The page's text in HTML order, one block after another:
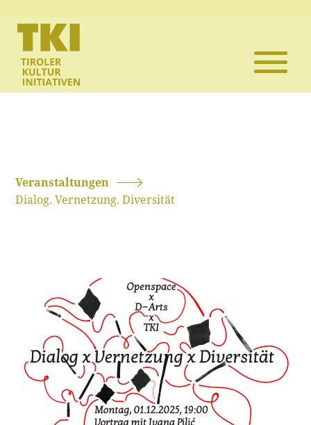
Veranstaltungen
Dialog. Vernetzung. Diversität
Die TKI
Mitglieder
Kontakt
Blackboard
Bibliothek
Presse
Newsletter